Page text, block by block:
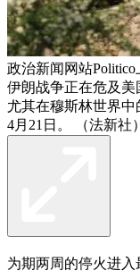
政治新闻网站
伊朗战争正在危及美
尤其在穆斯林世界
4月21日。 （法新社）
为期两周的停火进